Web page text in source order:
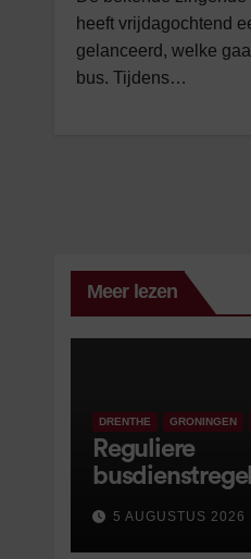
heeft vrijdagochtend
gelanceerd, welke
bus. Tijdens…
Meer lezen
DRENTHE GRONINGEN
Reguliere
van start, met
wijzigingen
5 AUGUSTUS 2026